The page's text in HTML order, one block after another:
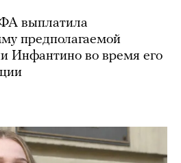
выплатила
предполагаемой
Инфантино во время его